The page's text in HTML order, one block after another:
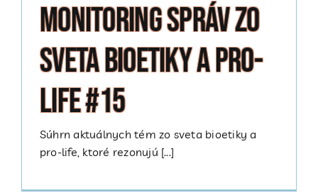
Monitoring správ zo
sveta bioetiky a pro-
life #15
Súhrn aktuálnych tém zo sveta bioetiky a
pro-life, ktoré rezonujú [...]